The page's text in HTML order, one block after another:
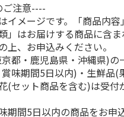
注意----
イメージです。「商品内
」はお届けする商品に含
上、お申込みください。
都・鹿児島県・沖縄県)の
味期間5日以内)・生鮮品(
(セット商品を含む)は受付
期間5日以内の商品をお申